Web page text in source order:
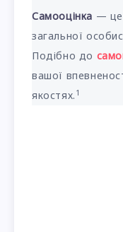
Самооцінка — це
загальної
Подібно до
вашої
якостях. 1